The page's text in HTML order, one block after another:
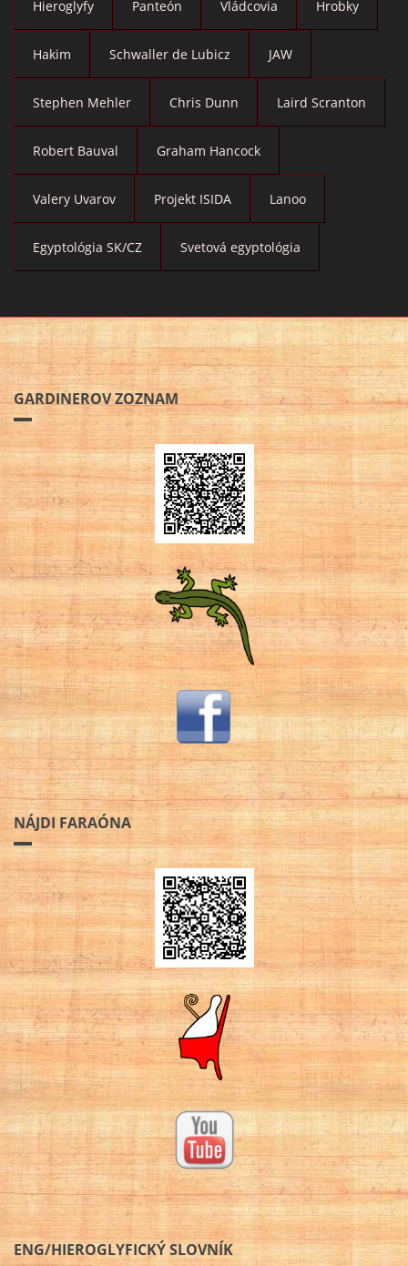
Hieroglyfy Panteón Vládcovia Hrobky
Hakim Schwaller de Lubicz JAW
Stephen Mehler Chris Dunn Laird Scranton
Robert Bauval Graham Hancock
Valery Uvarov Projekt ISIDA Lanoo
Egyptológia SK/CZ Svetová egyptológia
GARDINEROV ZOZNAM
NÁJDI FARAÓNA
ENG/HIEROGLYFICKÝ SLOVNÍK